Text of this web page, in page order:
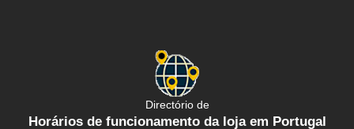
Directório de
Horários de funcionamento da loja em Portugal